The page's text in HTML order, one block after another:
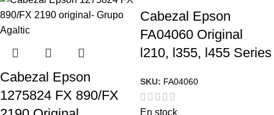
Cabezal Epson
1275824 FX 890/FX
Cabezal Epson
FA04060 Original
l210, l355, l455 Series
SKU: FA04060
En stock